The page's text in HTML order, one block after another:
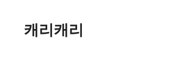
캐리캐리